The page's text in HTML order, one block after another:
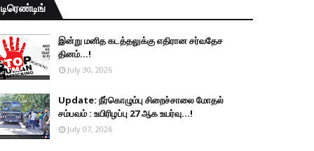
டிரெண்டிங்
இன்று மனித கடத்தலுக்கு எதிரான சர்வதேச
தினம்...!
July 30, 2026
Update: நீர்கொழும்பு சிறைச்சாலை மோதல்
சம்பவம் : உயிரிழப்பு 27 ஆக உயர்வு...!
July 07, 2026